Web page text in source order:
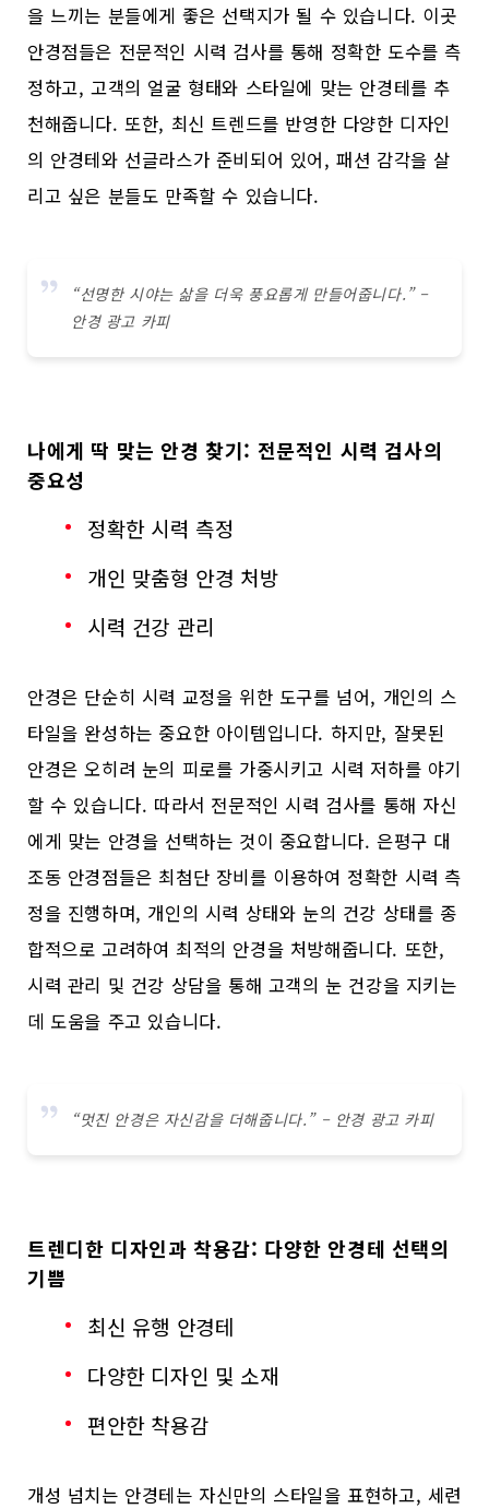
을 느끼는 분들에게 좋은 선택지가 될 수 있습니다. 이곳
안경점들은 전문적인 시력 검사를 통해 정확한 도수를 측
정하고, 고객의 얼굴 형태와 스타일에 맞는 안경테를 추
천해줍니다. 또한, 최신 트렌드를 반영한 다양한 디자인
의 안경테와 선글라스가 준비되어 있어, 패션 감각을 살
리고 싶은 분들도 만족할 수 있습니다.
“선명한 시야는 삶을 더욱 풍요롭게 만들어줍니다.” –
안경 광고 카피
나에게 딱 맞는 안경 찾기: 전문적인 시력 검사의
중요성
정확한 시력 측정
개인 맞춤형 안경 처방
시력 건강 관리
안경은 단순히 시력 교정을 위한 도구를 넘어, 개인의 스
타일을 완성하는 중요한 아이템입니다. 하지만, 잘못된
안경은 오히려 눈의 피로를 가중시키고 시력 저하를 야기
할 수 있습니다. 따라서 전문적인 시력 검사를 통해 자신
에게 맞는 안경을 선택하는 것이 중요합니다. 은평구 대
조동 안경점들은 최첨단 장비를 이용하여 정확한 시력 측
정을 진행하며, 개인의 시력 상태와 눈의 건강 상태를 종
합적으로 고려하여 최적의 안경을 처방해줍니다. 또한,
시력 관리 및 건강 상담을 통해 고객의 눈 건강을 지키는
데 도움을 주고 있습니다.
“멋진 안경은 자신감을 더해줍니다.” – 안경 광고 카피
트렌디한 디자인과 착용감: 다양한 안경테 선택의
기쁨
최신 유행 안경테
다양한 디자인 및 소재
편안한 착용감
개성 넘치는 안경테는 자신만의 스타일을 표현하고, 세련